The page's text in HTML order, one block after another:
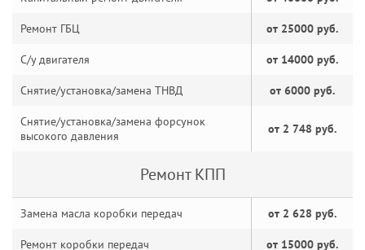
Ремонт ГБЦ от 25000 руб.
С/у двигателя от 14000 руб.
Снятие/установка/замена ТНВД от 6000 руб.
Снятие/установка/замена форсунок
высокого давления
от 2 748 руб.
Ремонт КПП
Замена масла коробки передач от 2 628 руб.
Ремонт коробки передач от 15000 руб.